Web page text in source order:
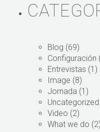
Blog (69)
Configuración
Entrevistas (1)
Image (8)
Jornada (1)
Uncategorized
Video (2)
What we do (2)